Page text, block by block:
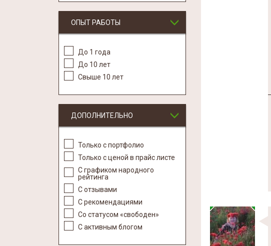
ОПЫТ РАБОТЫ
До 1 года
До 10 лет
Свыше 10 лет
ДОПОЛНИТЕЛЬНО
Только с портфолио
Только с ценой в прайс листе
С графиком народного
рейтинга
С отзывами
С рекомендациями
Со статусом «свободен»
С активным блогом